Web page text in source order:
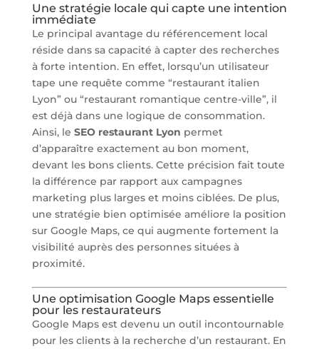
Une stratégie locale qui capte une intention
immédiate
Le principal avantage du référencement local
réside dans sa capacité à capter des recherches
à forte intention. En effet, lorsqu’un utilisateur
tape une requête comme “restaurant italien
Lyon” ou “restaurant romantique centre-ville”, il
est déjà dans une logique de consommation.
Ainsi, le SEO restaurant Lyon permet
d’apparaître exactement au bon moment,
devant les bons clients. Cette précision fait toute
la différence par rapport aux campagnes
marketing plus larges et moins ciblées. De plus,
une stratégie bien optimisée améliore la position
sur Google Maps, ce qui augmente fortement la
visibilité auprès des personnes situées à
proximité.
Une optimisation Google Maps essentielle
pour les restaurateurs
Google Maps est devenu un outil incontournable
pour les clients à la recherche d’un restaurant. En